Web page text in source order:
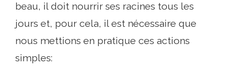
beau, il doit nourrir ses racines tous les
jours et, pour cela, il est nécessaire que
nous mettions en pratique ces actions
simples: